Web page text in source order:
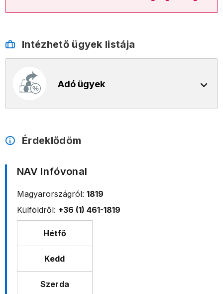
Intézhető ügyek listája
Adó ügyek
Érdeklődöm
NAV Infóvonal
Magyarországról: 1819
Külföldről: +36 (1) 461-1819
Hétfő
Kedd
Szerda